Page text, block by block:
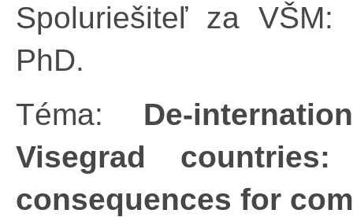
Spoluriešiteľ za VŠM:
PhD.
Téma: De-
Visegrad
consequences for